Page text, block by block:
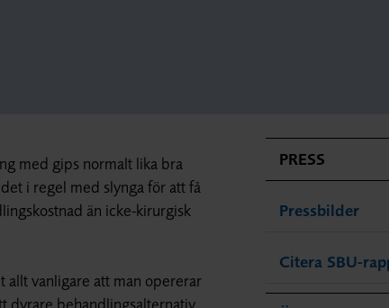
med gips normalt lika bra
i regel med slynga för att få
än icke-kirurgisk
allt vanligare att man opererar
PRESS
Pressbilder
Citera SBU-